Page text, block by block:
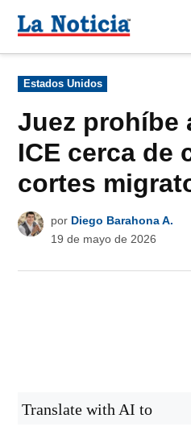
Para mantenerte
contenido
Publicado
en
Estados Unidos
Juez prohíbe
ICE cerca de
cortes
por Diego Barahona A.
19 de mayo de 2026
Translate with AI to